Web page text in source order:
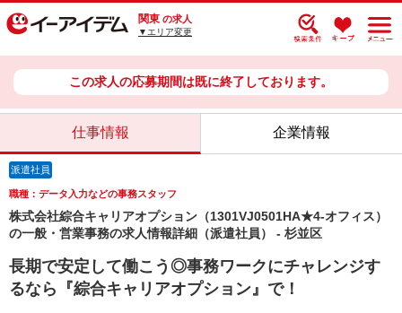
関東 の求人
▼エリア変更
この求人の応募期間は既に終了しております。
仕事情報 企業情報
派遣社員
職種：データ入力などの事務スタッフ
株式会社綜合キャリアオプション（1301VJ0501HA★4-オフィス）
の一般・営業事務の求人情報詳細（派遣社員） - 杉並区
長期で安定して働こう◎事務ワークにチャレンジす
るなら『綜合キャリアオプション』で！